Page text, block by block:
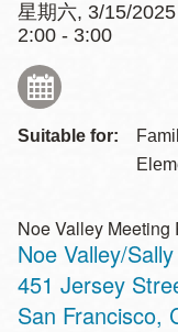
星期六, 3/15/2025
2:00 - 3:00
Suitable for:
Noe Valley Meeting
Noe Valley/
Address
451 Jersey
San Francisco,